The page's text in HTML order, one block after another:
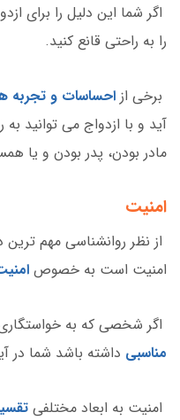
اگر شما این دلیل را برای
را به راحتی قانع کنید.
برخی از احساسات و تجربه
آید و با ازدواج می توانید
مادر بودن، پدر بودن و یا
امنیت
از نظر روانشناسی مهم
امنیت است به خصوص
اگر شخصی که به
مناسبی داشته باشد شما در
امنیت به ابعاد مختلفی